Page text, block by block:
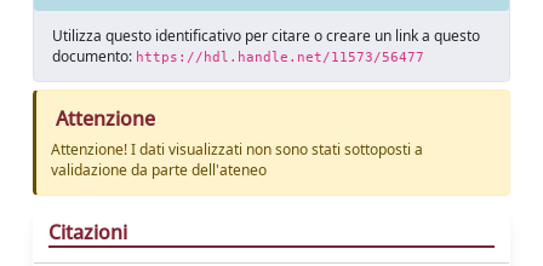
Utilizza questo identificativo per citare o creare un link a questo
documento: https://hdl.handle.net/11573/56477
Attenzione
Attenzione! I dati visualizzati non sono stati sottoposti a
validazione da parte dell'ateneo
Citazioni